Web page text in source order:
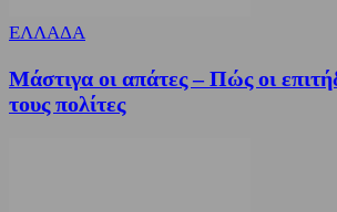
ΕΛΛΑΔΑ
Μάστιγα οι απάτες – Πώς οι
τους πολίτες